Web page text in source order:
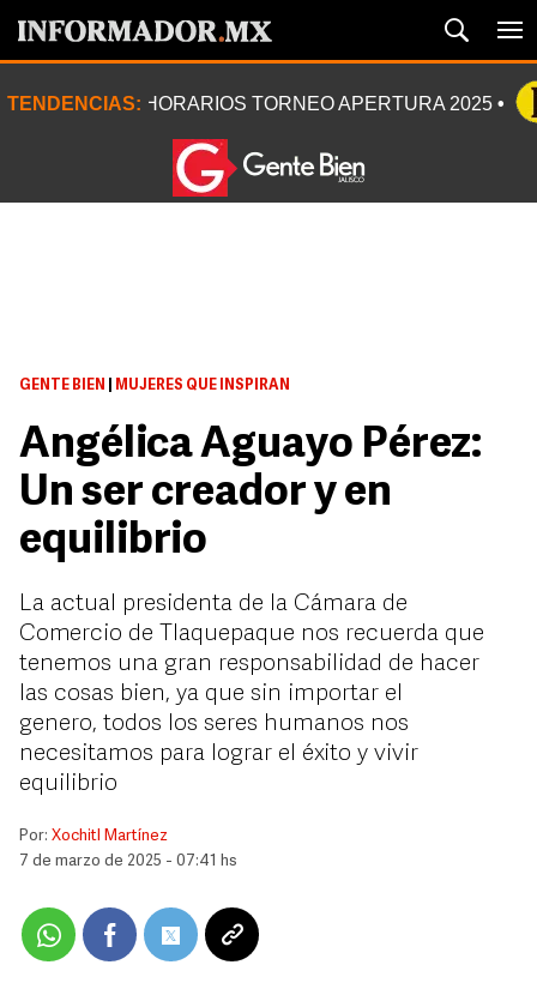
TENDENCIAS: HORARIOS TORNEO APERTURA 2025
GENTE BIEN MUJERES QUE INSPIRAN
Angélica Aguayo Pérez:
Un ser creador y en
equilibrio
La actual presidenta de la Cámara de
Comercio de Tlaquepaque nos recuerda que
tenemos una gran responsabilidad de hacer
las cosas bien, ya que sin importar el
genero, todos los seres humanos nos
necesitamos para lograr el éxito y vivir
equilibrio
Por: Xochitl Martínez
7 de marzo de 2025 - 07:41 hs